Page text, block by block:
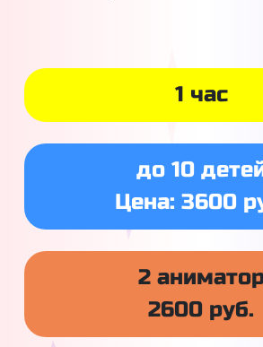
1 час
до 10
Цена: 3600
2
2600 руб.